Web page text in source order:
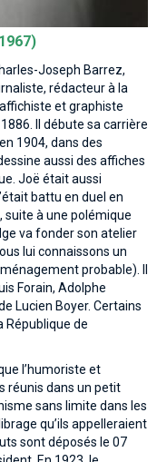
Joseph Barrez,
rédacteur à la
et graphiste
Il débute sa carrière
1904, dans des
aussi des affiches
Joë était aussi
battu en duel en
suite à une polémique
va fonder son atelier
lui connaissons un
probable). Il
Forain, Adolphe
Lucien Boyer. Certains
République de
l’humoriste et
réunis dans un petit
sans limite dans les
qu’ils appelleraient
sont déposés le 07